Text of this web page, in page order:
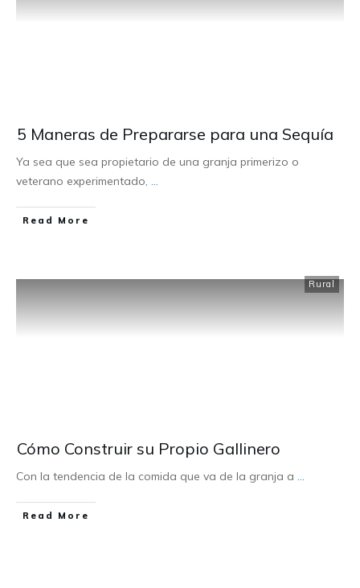
5 Maneras de Prepararse para una Sequía
Ya sea que sea propietario de una granja primerizo o
veterano experimentado, ...
Read More
Rural
Cómo Construir su Propio Gallinero
Con la tendencia de la comida que va de la granja a ...
Read More